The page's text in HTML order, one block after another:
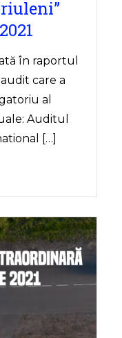
în raportul
care a
al
Auditul
[…]